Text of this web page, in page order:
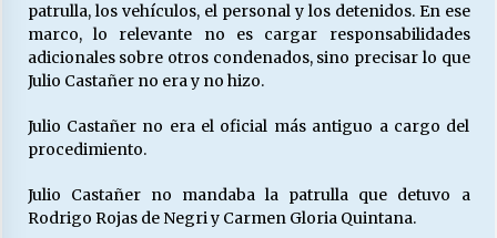
patrulla, los vehículos, el personal y los detenidos. En ese
marco, lo relevante no es cargar responsabilidades
adicionales sobre otros condenados, sino precisar lo que
Julio Castañer no era y no hizo.
Julio Castañer no era el oficial más antiguo a cargo del
procedimiento.
Julio Castañer no mandaba la patrulla que detuvo a
Rodrigo Rojas de Negri y Carmen Gloria Quintana.